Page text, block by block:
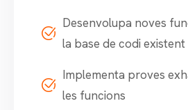
Desenvolupa noves
la base de codi existent
Implementa proves
les funcions